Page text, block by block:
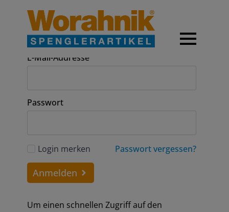
Anmeldung
E-Mail-Addresse
Passwort
Login merken Passwort vergessen?
Anmelden
Um einen schnellen Zugriff auf den